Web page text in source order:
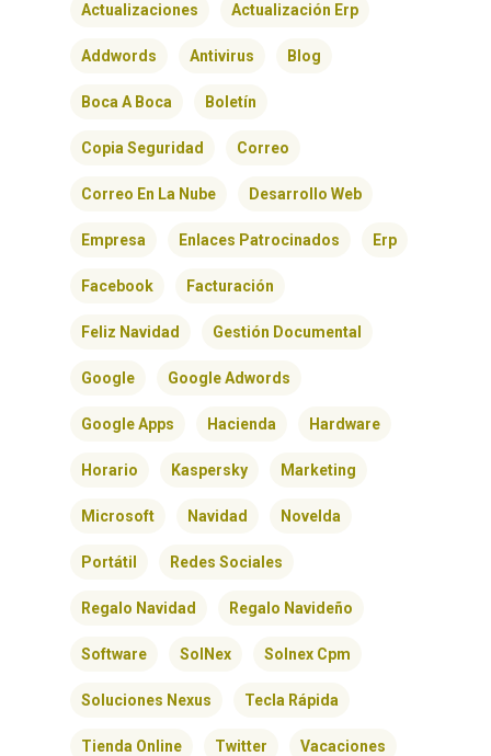
Actualizaciones Actualización Erp
Addwords Antivirus Blog
Boca A Boca Boletín
Copia Seguridad Correo
Correo En La Nube Desarrollo Web
Empresa Enlaces Patrocinados Erp
Facebook Facturación
Feliz Navidad Gestión Documental
Google Google Adwords
Google Apps Hacienda Hardware
Horario Kaspersky Marketing
Microsoft Navidad Novelda
Portátil Redes Sociales
Regalo Navidad Regalo Navideño
Software SolNex Solnex Cpm
Soluciones Nexus Tecla Rápida
Tienda Online Twitter Vacaciones
INICIO
SOLNEX
SERVICIOS